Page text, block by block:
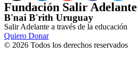
Fundación Salir Adelante
B'nai B'rith Uruguay
Salir Adelante a través de la educación
Quiero Donar
© 2026 Todos los derechos reservados